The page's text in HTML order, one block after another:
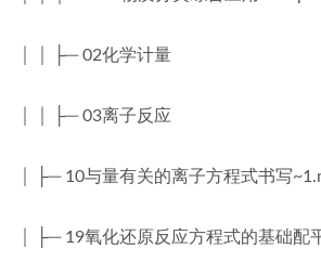
│ │ ├─ 02化学计量
│ │ ├─ 03离子反应
│ ├─ 10与量有关的离子方程式书写
│ ├─ 19氧化还原反应方程式的基础配